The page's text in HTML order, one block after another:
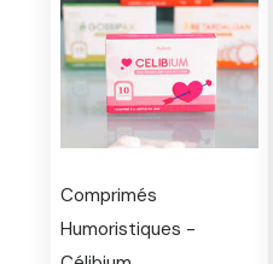
Comprimés
Humoristiques -